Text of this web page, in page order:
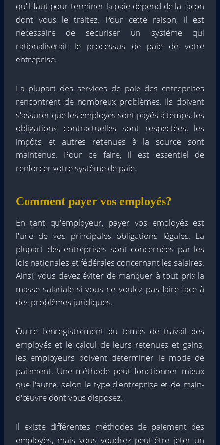
qu'il faut pour terminer la paie dépend de la façon
dont vous le traitez. Pour cette raison, il est
nécessaire de sécuriser un système qui
rationaliserait le processus de paie de votre
entreprise.
La plupart des services de paie des entreprises
rencontrent de nombreux problèmes. Ils doivent
s'assurer que les employés sont payés à temps, les
obligations contractuelles sont respectées, les
impôts et autres retenues à la source sont
maintenus. Pour ce faire, il est essentiel de
renforcer votre système de paie.
Comment payer vos employés?
En tant qu'employeur, payer vos employés est
l'une de vos principales obligations légales. La
plupart des entreprises sont concernées par les
lois nationales et fédérales concernant les salaires.
Ainsi, vous devez éviter de manquer à tout prix la
masse salariale si vous ne voulez pas faire face à
des problèmes juridiques.
Outre l'enregistrement du temps de travail des
employés et le calcul de leurs retenues et gains,
les employeurs doivent déterminer le mode de
paiement. Une méthode peut fonctionner mieux
que l'autre, selon le type d'entreprise et de main-
d'œuvre dont vous disposez.
Il existe différentes méthodes de paiement des
employés, mais vous voudrez peut-être jeter un